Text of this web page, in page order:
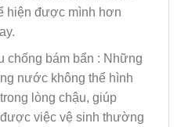
hiện được mình hơn
chống bám bẩn : Những
nước không thể hình
lòng chậu, giúp
việc vệ sinh thường